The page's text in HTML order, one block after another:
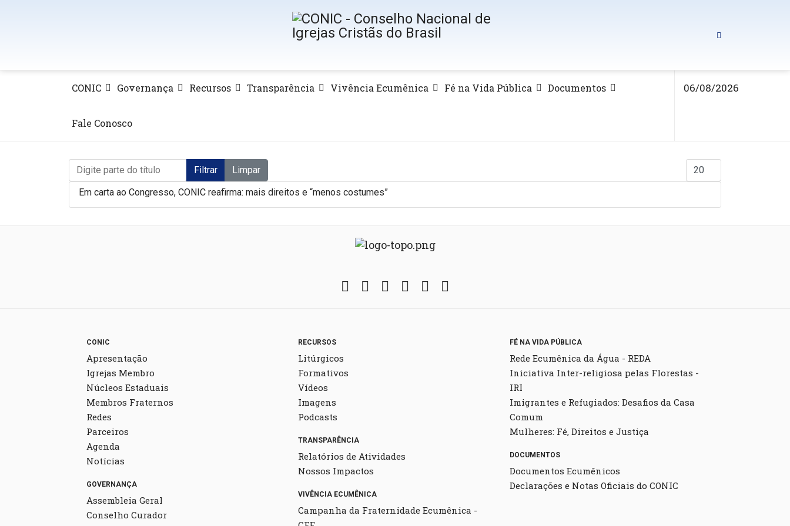
CONIC Governança Recursos Transparência Vivência Ecumênica Fé na Vida Pública Documentos
Fale Conosco
06/08/2026
Filtrar Limpar
Em carta ao Congresso, CONIC reafirma: mais direitos e “menos costumes”
Facebook
TwitterInstagramYouTube
Fickr
CONIC
Apresentação
Igrejas Membro
Núcleos Estaduais
Membros Fraternos
Redes
Parceiros
Agenda
Notícias
GOVERNANÇA
Assembleia Geral
Conselho Curador
RECURSOS
Litúrgicos
Formativos
Vídeos
Imagens
Podcasts
TRANSPARÊNCIA
Relatórios de Atividades
Nossos Impactos
VIVÊNCIA ECUMÊNICA
Campanha da Fraternidade Ecumênica -
FÉ NA VIDA PÚBLICA
Rede Ecumênica da Água - REDA
Iniciativa Inter-religiosa pelas Florestas -
IRI
Imigrantes e Refugiados: Desafios da Casa
Comum
Mulheres: Fé, Direitos e Justiça
DOCUMENTOS
Documentos Ecumênicos
Declarações e Notas Oficiais do CONIC